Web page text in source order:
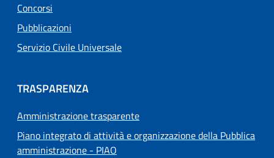
Concorsi
Pubblicazioni
Servizio Civile Universale
TRASPARENZA
Amministrazione trasparente
Piano integrato di attività e organizzazione della Pubblica
amministrazione - PIAO